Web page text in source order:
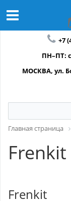
+7
ПН–ПТ: с
МОСКВА, ул.
Главная страница
Frenkit
Frenkit